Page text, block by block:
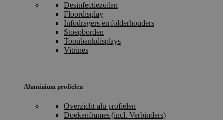
Desinfectiezuilen
Floordisplay
Infodragers en folderhouders
Stoepborden
Toonbankdisplays
Vitrines
Aluminium profielen
Overzicht alu profielen
Doekenframes (incl. Verbinders)